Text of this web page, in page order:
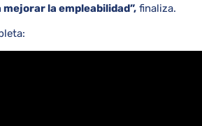
la empleabilidad”, finaliza.